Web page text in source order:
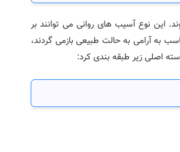
این نوع آسیب‌ های روانی می‌ توانند بر
به آرامی به حالت طبیعی بازمی‌ گردند،
اصلی زیر طبقه‌ بندی کرد: